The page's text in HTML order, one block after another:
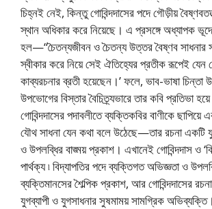
চিহ্নই নেই, কিন্তু গোবিন্দদাসের পদে গৌড়ীয়
স্থান অধিকার করে নিয়েছে। এ প্রসঙ্গে অধ্যাপক
হল—“চৈতন্যজীবন ও চৈতন্য উত্তর বৈষ্ণব সাধনার
স্বীকার করে নিয়ে সেই ঐতিহ্যের প্রতীক রূপেই যেন
কাব্যরচনার ব্রতী হয়েছেন।’ ফলে, ভাব-ভাষা চিন্তা
উপভোগের বিস্তার বৈচিত্র্যভারে তার কবি প্রতিভা
গোবিন্দদাসের পদাবলীতে ব্যক্তিকবির বাণীকে
যৌথ সাধনা যেন কথা বলে উঠেছে—তার রচনা একটি
ও উপলব্ধির বাঙ্ময় প্রকাশ। এখানেই গোবিন্দদাস ও
পার্থক্য ৷ বিদ্যাপতির পদে ব্যক্তিগত অভিজ্ঞতা ও
ব্যক্তিমানসের শৈল্পিক প্রকাশ, আর গোবিন্দদাসের
যুগব্যাপী ও যুগসাধনার সুষমাময় সামগ্রিক অভিব্যক্তি।